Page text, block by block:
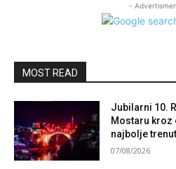
-
MOST READ
Jubilarni 10.
Mostaru kroz
najbolje
07/08/2026